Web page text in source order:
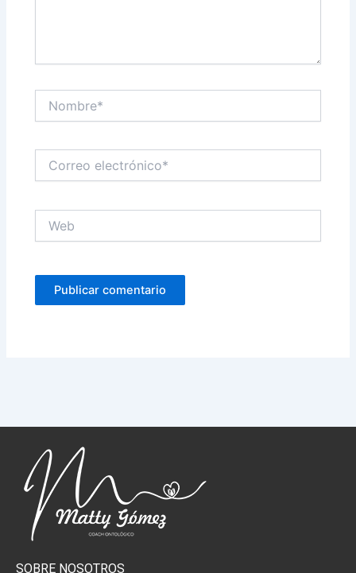
electrónico*
SOBRE NOSOTROS